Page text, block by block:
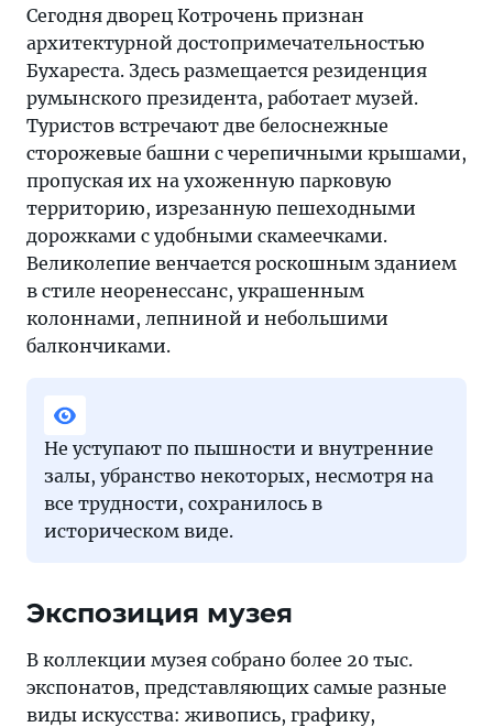
Сегодня дворец Котрочень признан
архитектурной достопримечательностью
Бухареста. Здесь размещается резиденция
румынского президента, работает музей.
Туристов встречают две белоснежные
сторожевые башни с черепичными крышами,
пропуская их на ухоженную парковую
территорию, изрезанную пешеходными
дорожками с удобными скамеечками.
Великолепие венчается роскошным зданием
в стиле неоренессанс, украшенным
колоннами, лепниной и небольшими
балкончиками.
Не уступают по пышности и внутренние
залы, убранство некоторых, несмотря на
все трудности, сохранилось в
историческом виде.
Экспозиция музея
В коллекции музея собрано более 20 тыс.
экспонатов, представляющих самые разные
виды искусства: живопись, графику,